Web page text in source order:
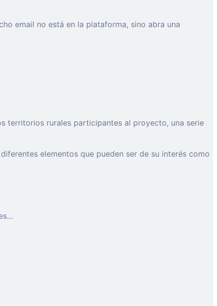
email no está en la plataforma, sino abra una
territorios rurales participantes al proyecto, una serie
elementos que pueden ser de su interés como